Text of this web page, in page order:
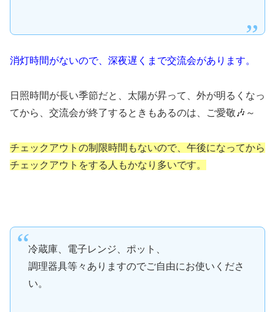
消灯時間がないので、深夜遅くまで交流会があります。
日照時間が長い季節だと、太陽が昇って、外が明るくなっ
てから、交流会が終了するときもあるのは、ご愛敬🎶～
チェックアウトの制限時間もないので、午後になってから
チェックアウトをする人もかなり多いです。
冷蔵庫、電子レンジ、ポット、
調理器具等々ありますのでご自由にお使いくださ
い。